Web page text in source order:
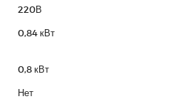
220В
0,84 кВт
0,8 кВт
Нет